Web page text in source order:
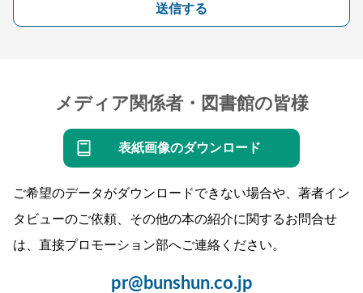
送信する
メディア関係者・図書館の皆様
表紙画像のダウンロード
ご希望のデータがダウンロードできない場合や、著者イン
タビューのご依頼、その他の本の紹介に関するお問合せ
は、直接プロモーション部へご連絡ください。
pr@bunshun.co.jp